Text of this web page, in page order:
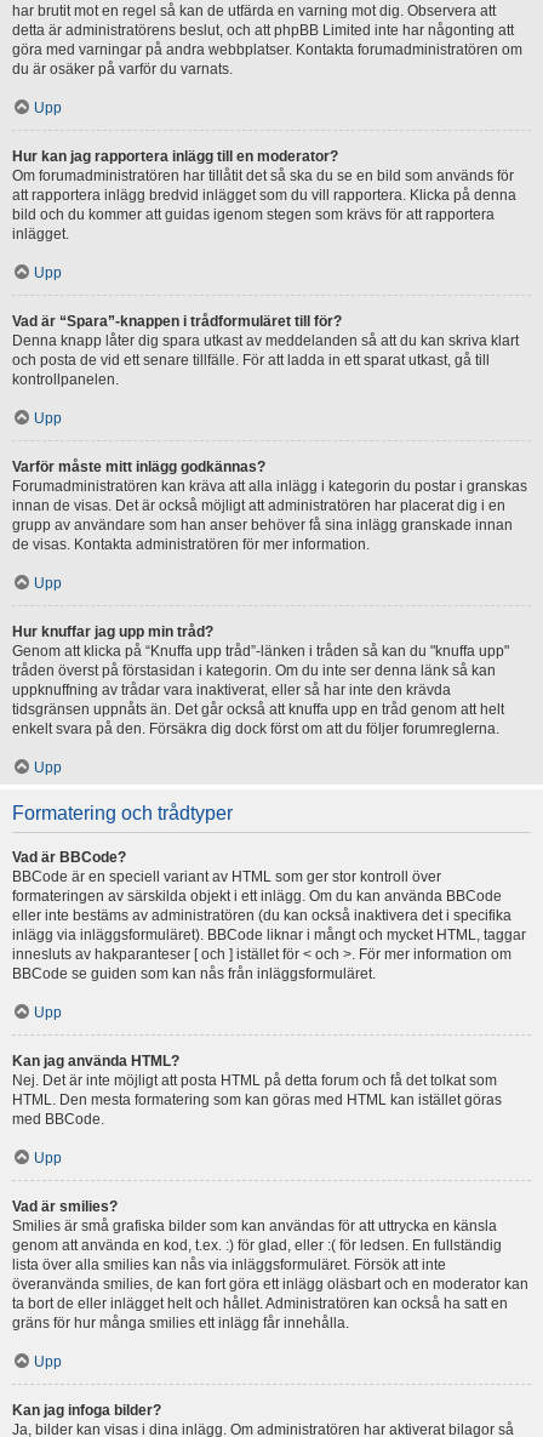
har brutit mot en regel så kan de utfärda en varning mot dig. Observera att
detta är administratörens beslut, och att phpBB Limited inte har någonting att
göra med varningar på andra webbplatser. Kontakta forumadministratören om
du är osäker på varför du varnats.
Upp
Hur kan jag rapportera inlägg till en moderator?
Om forumadministratören har tillåtit det så ska du se en bild som används för
att rapportera inlägg bredvid inlägget som du vill rapportera. Klicka på denna
bild och du kommer att guidas igenom stegen som krävs för att rapportera
inlägget.
Upp
Vad är “Spara”-knappen i trådformuläret till för?
Denna knapp låter dig spara utkast av meddelanden så att du kan skriva klart
och posta de vid ett senare tillfälle. För att ladda in ett sparat utkast, gå till
kontrollpanelen.
Upp
Varför måste mitt inlägg godkännas?
Forumadministratören kan kräva att alla inlägg i kategorin du postar i granskas
innan de visas. Det är också möjligt att administratören har placerat dig i en
grupp av användare som han anser behöver få sina inlägg granskade innan
de visas. Kontakta administratören för mer information.
Upp
Hur knuffar jag upp min tråd?
Genom att klicka på “Knuffa upp tråd”-länken i tråden så kan du "knuffa upp"
tråden överst på förstasidan i kategorin. Om du inte ser denna länk så kan
uppknuffning av trådar vara inaktiverat, eller så har inte den krävda
tidsgränsen uppnåts än. Det går också att knuffa upp en tråd genom att helt
enkelt svara på den. Försäkra dig dock först om att du följer forumreglerna.
Upp
Formatering och trådtyper
Vad är BBCode?
BBCode är en speciell variant av HTML som ger stor kontroll över
formateringen av särskilda objekt i ett inlägg. Om du kan använda BBCode
eller inte bestäms av administratören (du kan också inaktivera det i specifika
inlägg via inläggsformuläret). BBCode liknar i mångt och mycket HTML, taggar
innesluts av hakparanteser [ och ] istället för < och >. För mer information om
BBCode se guiden som kan nås från inläggsformuläret.
Upp
Kan jag använda HTML?
Nej. Det är inte möjligt att posta HTML på detta forum och få det tolkat som
HTML. Den mesta formatering som kan göras med HTML kan istället göras
med BBCode.
Upp
Vad är smilies?
Smilies är små grafiska bilder som kan användas för att uttrycka en känsla
genom att använda en kod, t.ex. :) för glad, eller :( för ledsen. En fullständig
lista över alla smilies kan nås via inläggsformuläret. Försök att inte
överanvända smilies, de kan fort göra ett inlägg oläsbart och en moderator kan
ta bort de eller inlägget helt och hållet. Administratören kan också ha satt en
gräns för hur många smilies ett inlägg får innehålla.
Upp
Kan jag infoga bilder?
Ja, bilder kan visas i dina inlägg. Om administratören har aktiverat bilagor så